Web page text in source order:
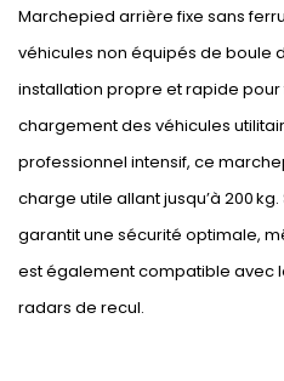
Marchepied arrière fixe sans
véhicules non équipés de boule
installation propre et rapide pour
chargement des véhicules
professionnel intensif, ce
charge utile allant jusqu’à 200
garantit une sécurité optimale,
est également compatible avec
radars de recul.